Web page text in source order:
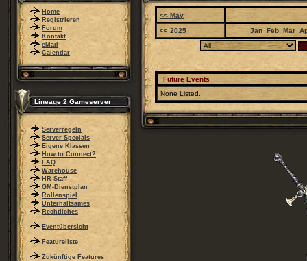
Home
Registrieren
Forum
Kontakt
eMail
Calendar
Lineage 2 Gameserver
Serverregeln
Server-Specials
Eigene Klassen
How to Connect?
FAQ
Warehouse
HR-Staff
GM-Dienstplan
Rollenspiel
Unterhaltsames
Rechtliches
Eventübersicht
Featureliste
Zukünftige Features
<< May
<< 2025
Jan Feb Mar
Future Events
None Listed.